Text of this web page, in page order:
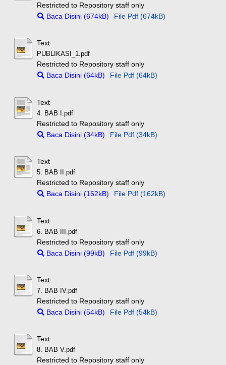
Restricted to Repository staff only
Baca Disini (674kB)
File Pdf (674kB)
Text
PUBLIKASI_1.pdf
Restricted to Repository staff only
Baca Disini (64kB)
File Pdf (64kB)
Text
4. BAB I.pdf
Restricted to Repository staff only
Baca Disini (34kB)
File Pdf (34kB)
Text
5. BAB II.pdf
Restricted to Repository staff only
Baca Disini (162kB)
File Pdf (162kB)
Text
6. BAB III.pdf
Restricted to Repository staff only
Baca Disini (99kB)
File Pdf (99kB)
Text
7. BAB IV.pdf
Restricted to Repository staff only
Baca Disini (54kB)
File Pdf (54kB)
Text
8. BAB V.pdf
Restricted to Repository staff only